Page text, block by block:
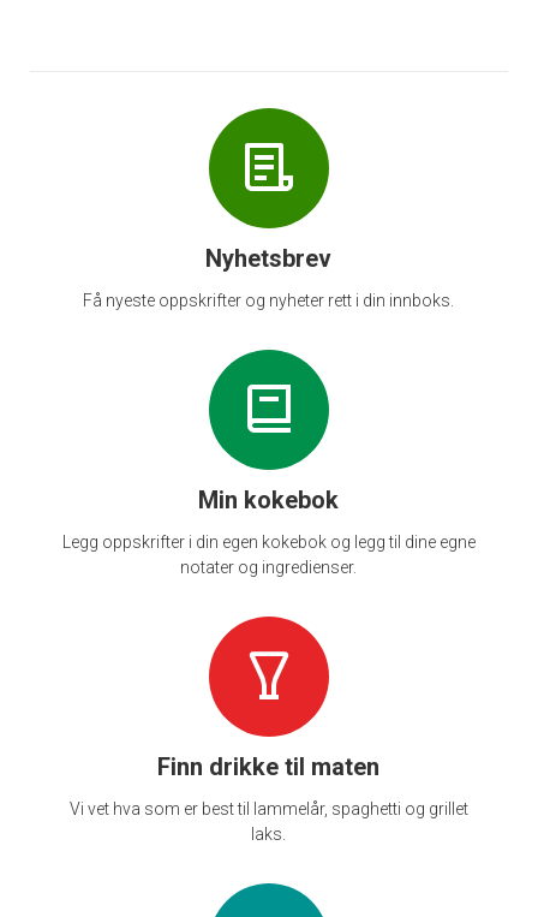
Nyhetsbrev
Få nyeste oppskrifter og nyheter rett i din innboks.
Min kokebok
Legg oppskrifter i din egen kokebok og legg til dine egne
notater og ingredienser.
Finn drikke til maten
Vi vet hva som er best til lammelår, spaghetti og grillet
laks.